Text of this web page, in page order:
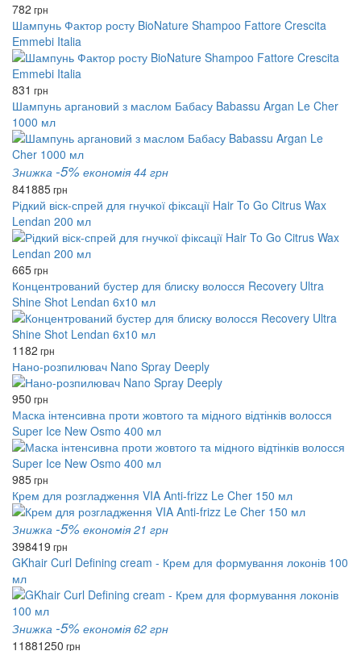
782 грн
Шампунь Фактор росту BioNature Shampoo Fattore Crescita
Emmebi Italia
831 грн
Шампунь аргановий з маслом Бабасу Babassu Argan Le Cher
1000 мл
Знижка -5% економія 44 грн
841885грн
Рідкий віск-спрей для гнучкої фіксації Hair To Go Citrus Wax
Lendan 200 мл
665грн
Концентрований бустер для блиску волосся Recovery Ultra
Shine Shot Lendan 6x10 мл
1182 грн
Нано-розпилювач Nano Spray Deeply
950 грн
Маска інтенсивна проти жовтого та мідного відтінків волосся
Super Ice New Osmo 400 мл
985грн
Крем для розгладження VIA Anti-frizz Le Cher 150 мл
Знижка -5% економія 21 грн
398419 грн
GKhair Curl Defining cream - Крем для формування локонів 100
мл
Знижка -5% економія 62 грн
11881250 грн